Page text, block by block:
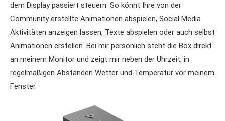
dem Display passiert steuern. So könnt Ihre von der
Community erstellte Animationen abspielen, Social Media
Aktivitäten anzeigen lassen, Texte abspielen oder auch selbst
Animationen erstellen. Bei mir persönlich steht die Box direkt
an meinem Monitor und zeigt mir neben der Uhrzeit, in
regelmäßigen Abständen Wetter und Temperatur vor meinem
Fenster.